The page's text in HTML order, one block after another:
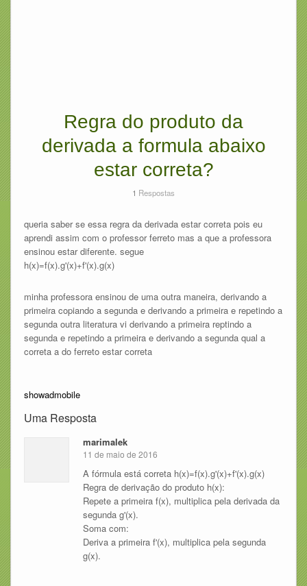
Regra do produto da
derivada a formula abaixo
estar correta?
1 Respostas
queria saber se essa regra da derivada estar correta pois eu
aprendi assim com o professor ferreto mas a que a professora
ensinou estar diferente. segue
h(x)=f(x).g'(x)+f'(x).g(x)
minha professora ensinou de uma outra maneira, derivando a
primeira copiando a segunda e derivando a primeira e repetindo a
segunda outra literatura vi derivando a primeira reptindo a
segunda e repetindo a primeira e derivando a segunda qual a
correta a do ferreto estar correta
showadmobile
Uma Resposta
marimalek
11 de maio de 2016
A fórmula está correta h(x)=f(x).g'(x)+f'(x).g(x)
Regra de derivação do produto h(x):
Repete a primeira f(x), multiplica pela derivada da
segunda g'(x).
Soma com:
Deriva a primeira f'(x), multiplica pela segunda
g(x).